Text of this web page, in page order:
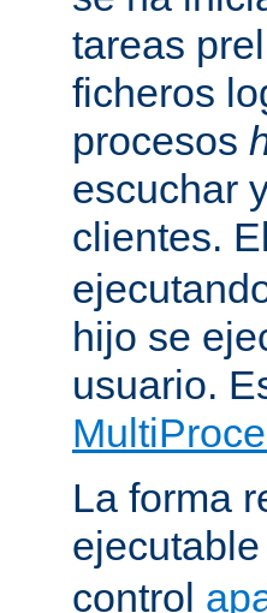
tareas
ficheros
procesos
escuchar
clientes.
hijo se
usuario.
La forma
ejecutable
control